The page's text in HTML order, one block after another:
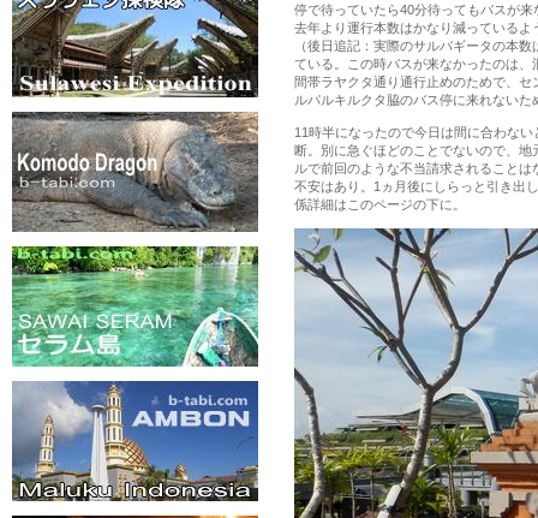
停で待っていたら40分待ってもバスが来
去年より運行本数はかなり減っているよ
（後日追記：実際のサルバギータの本数
ている。この時バスが来なかったのは、
間帯ラヤクタ通り通行止めのためで、セ
ルパルキルクタ脇のバス停に来れないた
11時半になったので今日は間に合わない
断。別に急ぐほどのことでないので、
ルで前回のような不当請求されること
不安はあり。1ヵ月後にしらっと引き出
係詳細はこのページの下に。